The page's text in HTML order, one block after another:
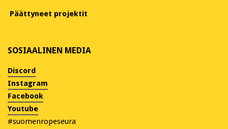
Päättyneet projektit
SOSIAALINEN MEDIA
Discord
Instagram
Facebook
Youtube
#suomenropeseura